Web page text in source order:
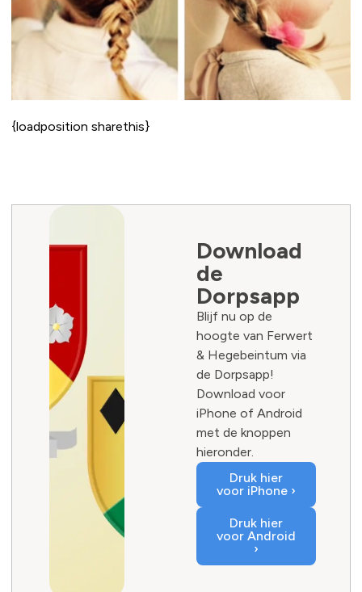
{loadposition sharethis}
Download
de
Dorpsapp
Blijf nu op de
hoogte van Ferwert
& Hegebeintum via
de Dorpsapp!
Download voor
iPhone of Android
met de knoppen
hieronder.
Druk hier
voor iPhone ›
Druk hier
voor Android
›